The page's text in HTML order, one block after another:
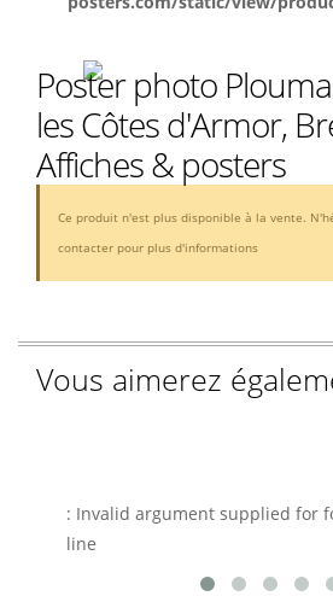
Poster photo
les Côtes d'Armor,
Affiches & posters
Ce produit n'est plus disponible à la vente.
contacter pour plus d'informations
Vous aimerez
: Invalid argument supplied for
line